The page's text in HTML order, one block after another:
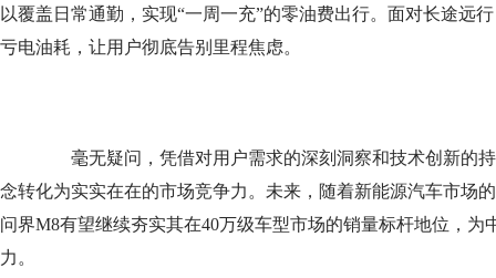
以覆盖日常通勤，实现“一周一充”的零油费出行。面对长途远
亏电油耗，让用户彻底告别里程焦虑。
毫无疑问，凭借对用户需求的深刻洞察和技术创新的持
念转化为实实在在的市场竞争力。未来，随着新能源汽车市场
问界M8有望继续夯实其在40万级车型市场的销量标杆地位，
力。